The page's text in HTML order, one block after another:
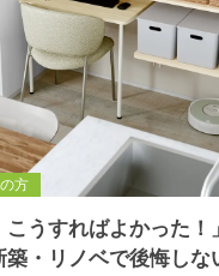
方
こうすればよかった！
・リノベで後悔しな